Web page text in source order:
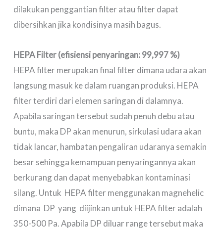
dilakukan penggantian filter atau filter dapat
dibersihkan jika kondisinya masih bagus.
HEPA Filter (efisiensi penyaringan: 99,997 %)
HEPA filter merupakan final filter dimana udara akan
langsung masuk ke dalam ruangan produksi. HEPA
filter terdiri dari elemen saringan di dalamnya.
Apabila saringan tersebut sudah penuh debu atau
buntu, maka DP akan menurun, sirkulasi udara akan
tidak lancar, hambatan pengaliran udaranya semakin
besar sehingga kemampuan penyaringannya akan
berkurang dan dapat menyebabkan kontaminasi
silang. Untuk HEPA filter menggunakan magnehelic
dimana DP yang diijinkan untuk HEPA filter adalah
350-500 Pa. Apabila DP diluar range tersebut maka